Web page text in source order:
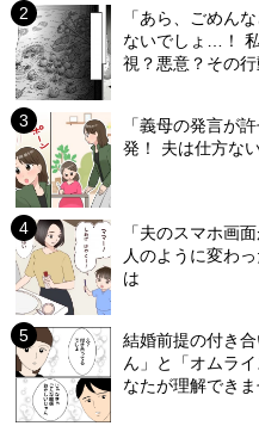
「あら、ごめん
ないでしょ…！
視？悪意？その
「義母の発言が
発！ 夫は仕方な
「夫のスマホ画
人のように変わ
は
結婚前提の付き
ん」と「オムラ
なたが理解できま